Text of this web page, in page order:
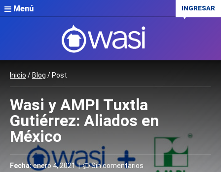
Menú INGRESAR
Inicio / Blog / Post
Wasi y AMPI Tuxtla
Gutiérrez: Aliados en
México
Fecha:enero 4, 2021 | Sin comentarios